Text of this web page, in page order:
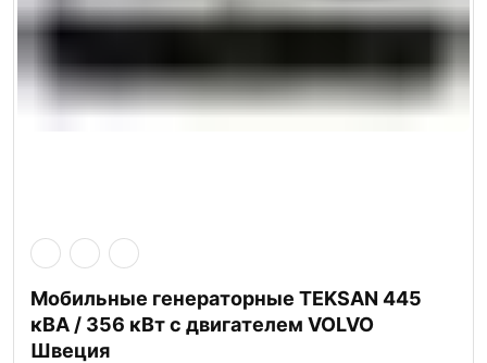
Мобильные генераторные TEKSAN 445
кВА / 356 кВт с двигателем VOLVO
Швеция